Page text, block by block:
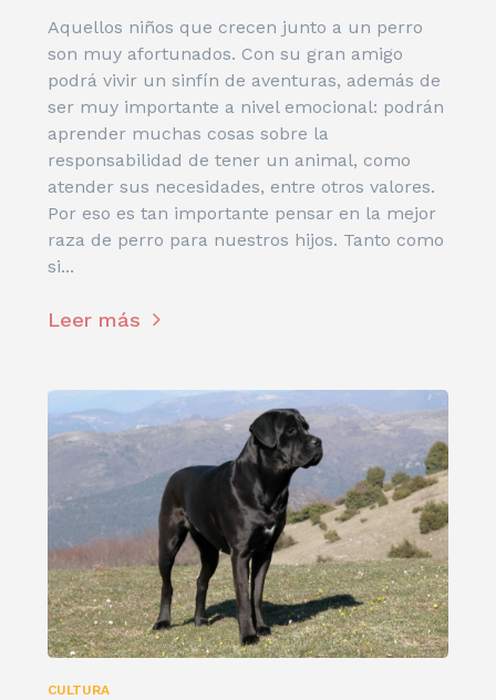
Aquellos niños que crecen junto a un perro
son muy afortunados. Con su gran amigo
podrá vivir un sinfín de aventuras, además de
ser muy importante a nivel emocional: podrán
aprender muchas cosas sobre la
responsabilidad de tener un animal, como
atender sus necesidades, entre otros valores.
Por eso es tan importante pensar en la mejor
raza de perro para nuestros hijos. Tanto como
si...
Leer más
CULTURA